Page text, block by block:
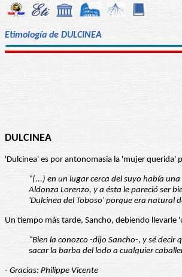
Etimología de DULCINEA
DULCINEA
'Dulcinea' es por antonomasia la 'mujer querida'
"(...) en un lugar cerca del suyo había
Aldonza Lorenzo, y a ésta le pareció ser
'Dulcinea del Toboso' porque era natural
Un tiempo más tarde, Sancho, debiendo llevarle
"Bien la conozco -dijo Sancho-, y sé decir
sacar la barba del lodo a cualquier
- Gracias: Philippe Vicente